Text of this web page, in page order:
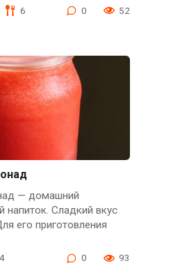
6 0 52
— домашний
напиток. Сладкий вкус
его приготовления
4 0 93